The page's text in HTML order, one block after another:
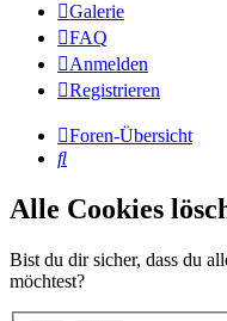
Galerie
FAQ
Anmelden
Registrieren
Foren-Übersicht
Suche
Alle Cookies
Bist du dir sicher, dass du
möchtest?